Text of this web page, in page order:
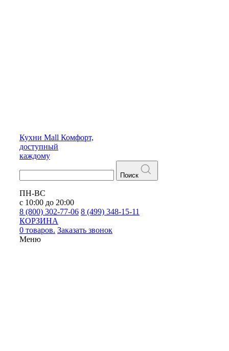
Кухни Mall Комфорт,
доступный
каждому
Поиск
ПН-ВС
с 10:00 до 20:00
8 (800) 302-77-06 8 (499) 348-15-11
КОРЗИНА
0 товаров. Заказать звонок
Меню